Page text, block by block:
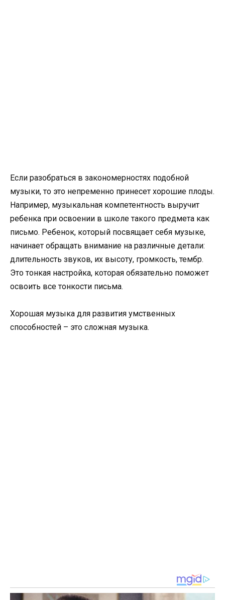
Если разобраться в закономерностях подобной
музыки, то это непременно принесет хорошие плоды.
Например, музыкальная компетентность выручит
ребенка при освоении в школе такого предмета как
письмо. Ребенок, который посвящает себя музыке,
начинает обращать внимание на различные детали:
длительность звуков, их высоту, громкость, тембр.
Это тонкая настройка, которая обязательно поможет
освоить все тонкости письма.
Хорошая музыка для развития умственных
способностей – это сложная музыка.